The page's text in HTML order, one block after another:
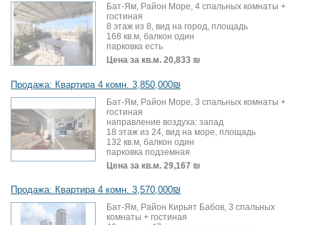
Бат-Ям, Район Море, 4 спальных комнаты +
гостиная
8 этаж из 8, вид на город, площадь
168 кв.м, балкон один
парковка есть
Цена за кв.м. 20,833 ₪
Продажа: Квартира 4 комн. 3,850,000₪
Бат-Ям, Район Море, 3 спальных комнаты +
гостиная
направление воздуха: запад
18 этаж из 24, вид на море, площадь
132 кв.м, балкон один
парковка подземная
Цена за кв.м. 29,167 ₪
Продажа: Квартира 4 комн. 3,570,000₪
Бат-Ям, Район Кирьят Бабов, 3 спальных
комнаты + гостиная